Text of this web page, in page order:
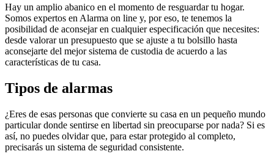
Hay un amplio abanico en el momento de resguardar tu hogar.
Somos expertos en Alarma on line y, por eso, te tenemos la
posibilidad de aconsejar en cualquier especificación que necesites:
desde valorar un presupuesto que se ajuste a tu bolsillo hasta
aconsejarte del mejor sistema de custodia de acuerdo a las
características de tu casa.
Tipos de alarmas
¿Eres de esas personas que convierte su casa en un pequeño mundo
particular donde sentirse en libertad sin preocuparse por nada? Si es
así, no puedes olvidar que, para estar protegido al completo,
precisarás un sistema de seguridad consistente.